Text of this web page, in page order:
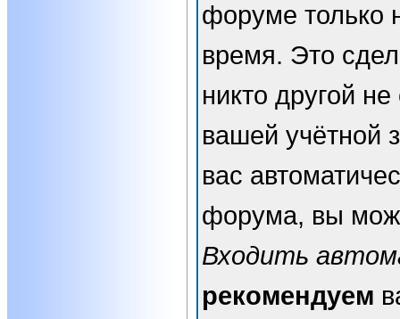
форуме только
время. Это
никто другой
вашей учётной
вас
форума, вы
Входить
рекомендуем